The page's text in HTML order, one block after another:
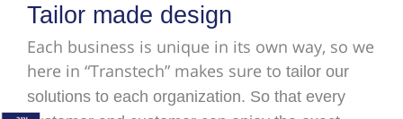
Tailor made design
Each business is unique in its own way, so we
here in “Transtech” makes sure totailor our
solutions to each organization. So that every